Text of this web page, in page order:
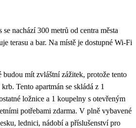
nachází 300 metrů od centra města
terasu a bar. Na místě je dostupné Wi-Fi
budou mít zvláštní zážitek, protože tento
Tento apartmán se skládá z 1
ložnice a 1 koupelny s otevřeným
potřebami zdarma. V plně vybavené
lednici, nádobí a příslušenství pro